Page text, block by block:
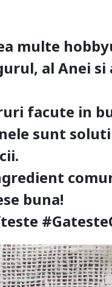
multe
al Anei
facute in
sunt
buna!